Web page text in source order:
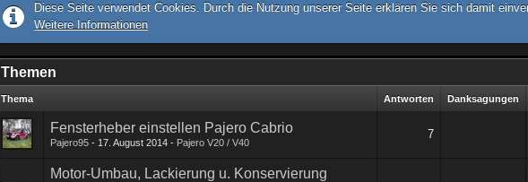
Diese Seite verwendet Cookies. Durch die Nutzung unserer Seite erklären Sie sich damit
Weitere Informationen
Themen
Thema Antworten Danksagungen
Fensterheber einstellen Pajero Cabrio
Pajero95 - 17. August 2014 - Pajero V20 / V40
7
Motor-Umbau, Lackierung u. Konservierung